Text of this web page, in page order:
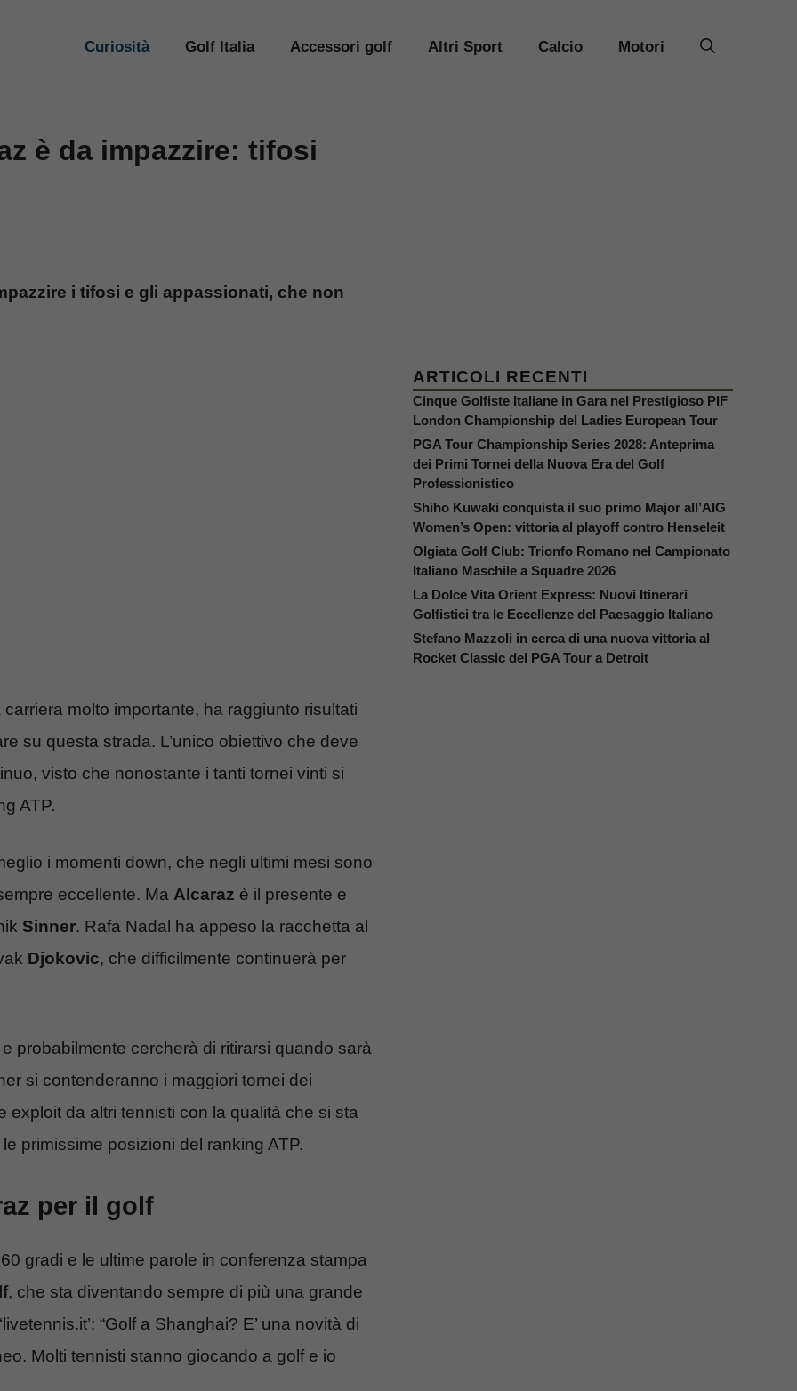
Curiosità Golf Italia Accessori golf Altri Sport Calcio Motori
è da impazzire: tifosi
i tifosi e gli appassionati, che non
molto importante, ha raggiunto risultati
su questa strada. L’unico obiettivo che deve
visto che nonostante i tanti tornei vinti si
ATP.
i momenti down, che negli ultimi mesi sono
eccellente. Ma Alcaraz è il presente e
Sinner. Rafa Nadal ha appeso la racchetta al
Djokovic, che difficilmente continuerà per
probabilmente cercherà di ritirarsi quando sarà
si contenderanno i maggiori tornei dei
da altri tennisti con la qualità che si sta
primissime posizioni del ranking ATP.
per il golf
gradi e le ultime parole in conferenza stampa
, che sta diventando sempre di più una grande
“Golf a Shanghai? E’ una novità di
Molti tennisti stanno giocando a golf e io
ARTICOLI RECENTI
Cinque Golfiste Italiane in Gara nel Prestigioso PIF
London Championship del Ladies European Tour
PGA Tour Championship Series 2028: Anteprima
dei Primi Tornei della Nuova Era del Golf
Professionistico
Shiho Kuwaki conquista il suo primo Major all’AIG
Women’s Open: vittoria al playoff contro Henseleit
Olgiata Golf Club: Trionfo Romano nel Campionato
Italiano Maschile a Squadre 2026
La Dolce Vita Orient Express: Nuovi Itinerari
Golfistici tra le Eccellenze del Paesaggio Italiano
Stefano Mazzoli in cerca di una nuova vittoria al
Rocket Classic del PGA Tour a Detroit